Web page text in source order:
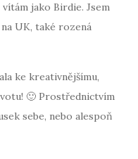
jako Birdie. Jsem
UK, také rozená
ke kreativnějšímu,
🙂 Prostřednictvím
sebe, nebo alespoň